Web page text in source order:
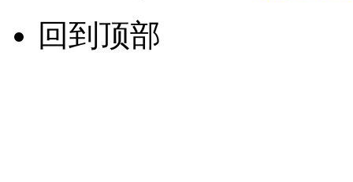
回到顶部